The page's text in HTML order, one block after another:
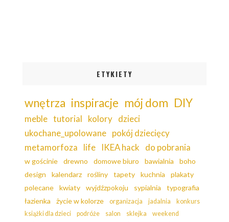
ETYKIETY
wnętrza inspiracje mój dom DIY
meble tutorial kolory dzieci
ukochane_upolowane pokój dziecięcy
metamorfoza
life IKEA hack do pobrania
w gościnie drewno domowe biuro bawialnia
boho
design
kalendarz rośliny tapety kuchnia
plakaty
polecane
kwiaty wyjdźzpokoju sypialnia
typografia
łazienka
życie w kolorze organizacja jadalnia
konkurs
książki dla dzieci
podróże salon sklejka
weekend